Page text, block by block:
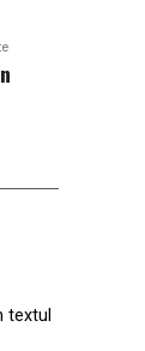
textul